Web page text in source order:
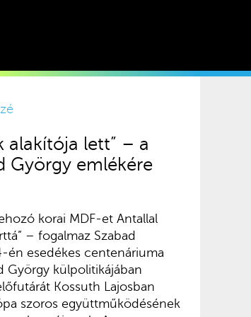
alakítója lett” – a
György emlékére
korai MDF-et Antallal
– fogalmaz Szabad
én esedékes centenáriuma
György külpolitikájában
Kossuth Lajosban
szoros együttműködésének